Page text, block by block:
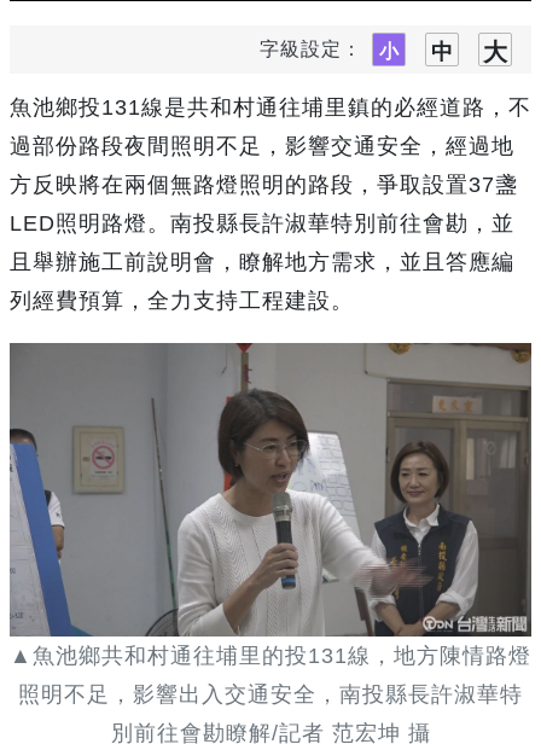
字級設定：
魚池鄉投131線是共和村通往埔里鎮的必經道路，不
過部份路段夜間照明不足，影響交通安全，經過地
方反映將在兩個無路燈照明的路段，爭取設置37盞
LED照明路燈。南投縣長許淑華特別前往會勘，並
且舉辦施工前說明會，瞭解地方需求，並且答應編
列經費預算，全力支持工程建設。
▲魚池鄉共和村通往埔里的投131線，地方陳情路燈
照明不足，影響出入交通安全，南投縣長許淑華特
別前往會勘瞭解/記者 范宏坤 攝